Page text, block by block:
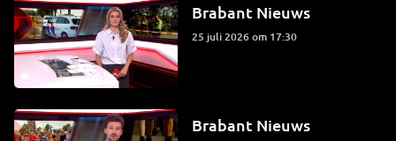
Brabant Nieuws
25 juli 2026 om 17:30
Brabant Nieuws